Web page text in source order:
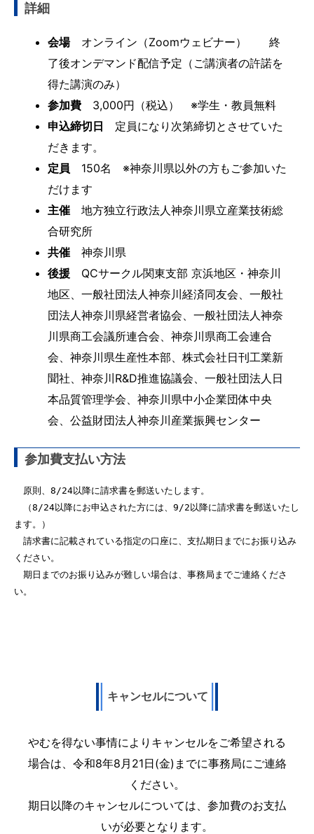
詳細
会場オンライン（Zoomウェビナー） 終
了後オンデマンド配信予定（ご講演者の許諾を
得た講演のみ）
参加費 3,000円（税込） ※学生・教員無料
申込締切日 定員になり次第締切とさせていた
だきます。
定員 150名 ※神奈川県以外の方もご参加いた
だけます
主催 地方独立行政法人神奈川県立産業技術総
合研究所
共催 神奈川県
後援 QCサークル関東支部 京浜地区・神奈川
地区、一般社団法人神奈川経済同友会、一般社
団法人神奈川県経営者協会、一般社団法人神奈
川県商工会議所連合会、神奈川県商工会連合
会、神奈川県生産性本部、株式会社日刊工業新
聞社、神奈川R&D推進協議会、一般社団法人日
本品質管理学会、神奈川県中小企業団体中央
会、公益財団法人神奈川産業振興センター
参加費支払い方法
原則、8/24以降に請求書を郵送いたします。
（8/24以降にお申込された方には、9/2以降に請求書を郵送いたし
ます。）
請求書に記載されている指定の口座に、支払期日までにお振り込み
ください。
期日までのお振り込みが難しい場合は、事務局までご連絡くださ
い。
キャンセルについて
やむを得ない事情によりキャンセルをご希望される
場合は、令和8年8月21日(金)までに事務局にご連絡
ください。
期日以降のキャンセルについては、参加費のお支払
いが必要となります。